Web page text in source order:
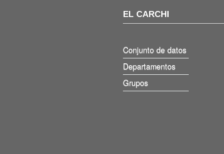
EL CARCHI
Conjunto de datos
Departamentos
Grupos